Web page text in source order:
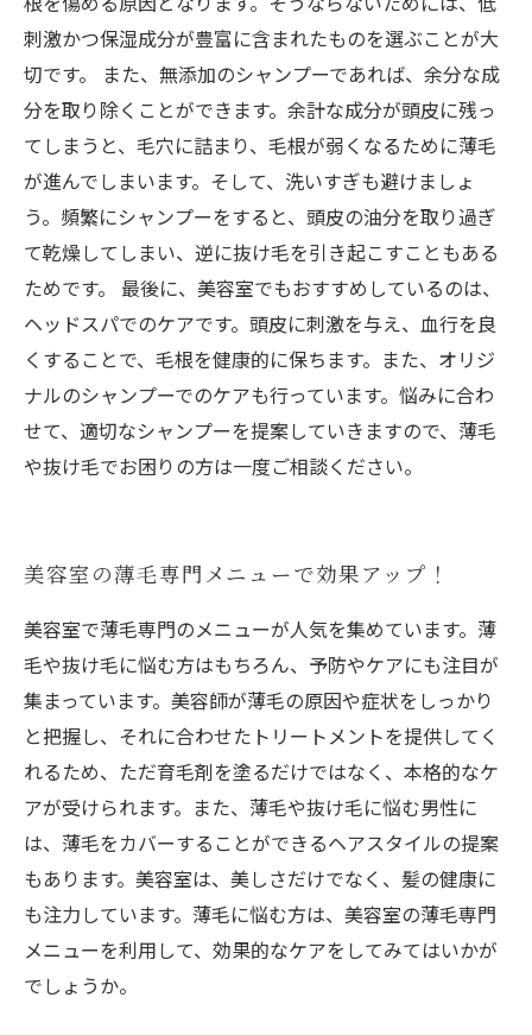
刺激かつ保湿成分が豊富に含まれたものを選ぶことが大
切です。 また、無添加のシャンプーであれば、余分な成
分を取り除くことができます。余計な成分が頭皮に残っ
てしまうと、毛穴に詰まり、毛根が弱くなるために薄毛
が進んでしまいます。そして、洗いすぎも避けましょ
う。頻繁にシャンプーをすると、頭皮の油分を取り過ぎ
て乾燥してしまい、逆に抜け毛を引き起こすこともある
ためです。 最後に、美容室でもおすすめしているのは、
ヘッドスパでのケアです。頭皮に刺激を与え、血行を良
くすることで、毛根を健康的に保ちます。また、オリジ
ナルのシャンプーでのケアも行っています。悩みに合わ
せて、適切なシャンプーを提案していきますので、薄毛
や抜け毛でお困りの方は一度ご相談ください。
美容室の薄毛専門メニューで効果アップ！
美容室で薄毛専門のメニューが人気を集めています。薄
毛や抜け毛に悩む方はもちろん、予防やケアにも注目が
集まっています。美容師が薄毛の原因や症状をしっかり
と把握し、それに合わせたトリートメントを提供してく
れるため、ただ育毛剤を塗るだけではなく、本格的なケ
アが受けられます。また、薄毛や抜け毛に悩む男性に
は、薄毛をカバーすることができるヘアスタイルの提案
もあります。美容室は、美しさだけでなく、髪の健康に
も注力しています。薄毛に悩む方は、美容室の薄毛専門
メニューを利用して、効果的なケアをしてみてはいかが
でしょうか。